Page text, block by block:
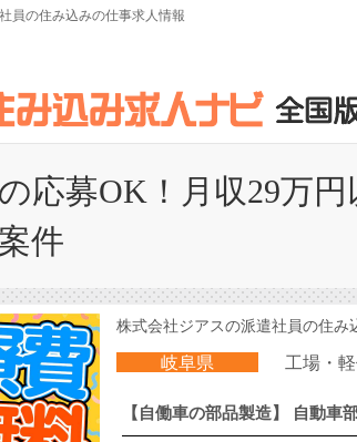
員の住み込みの仕事求人情報
応募OK！月収29万
件
株式会社ジアスの派遣社員の住
岐阜県 工場・